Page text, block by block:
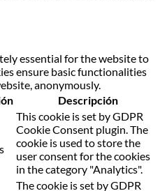
essential for the website to
ensure basic functionalities
anonymously.
Descripción
This cookie is set by GDPR
Cookie Consent plugin. The
cookie is used to store the
user consent for the cookies
in the category "Analytics".
The cookie is set by GDPR